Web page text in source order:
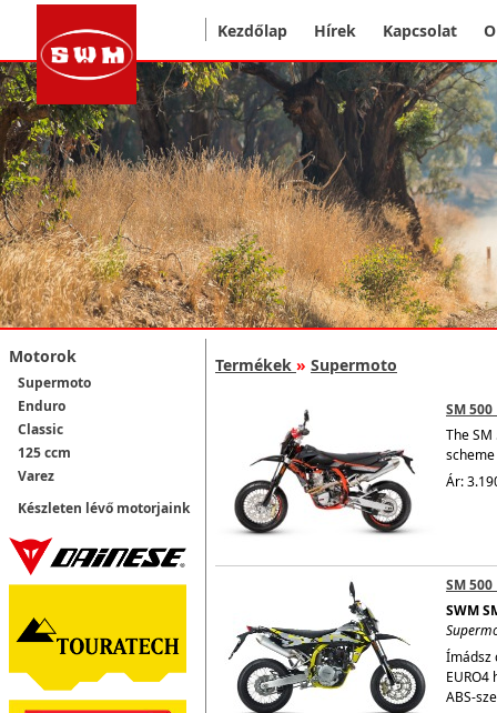
Kezdőlap Hírek Kapcsolat
Motorok
Supermoto
Enduro
Classic
125 ccm
Varez
Készleten lévő motorjaink
Termékek » Supermoto
SM 500
The
Ár:
SM 500
SWM
Ímádsz
ABS-